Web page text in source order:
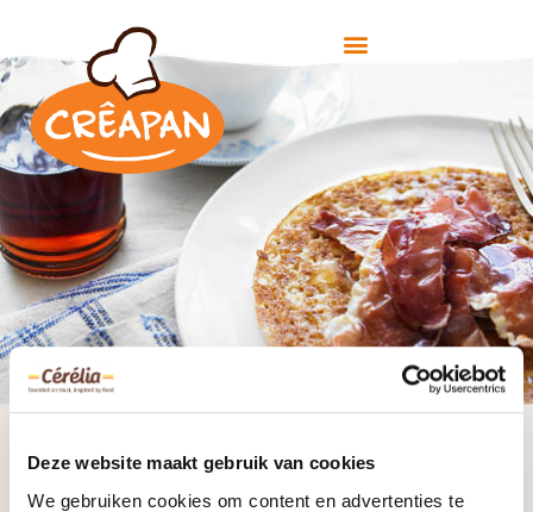
Deze website maakt gebruik van cookies
We gebruiken cookies om content en advertenties te
marvellous maple syrup